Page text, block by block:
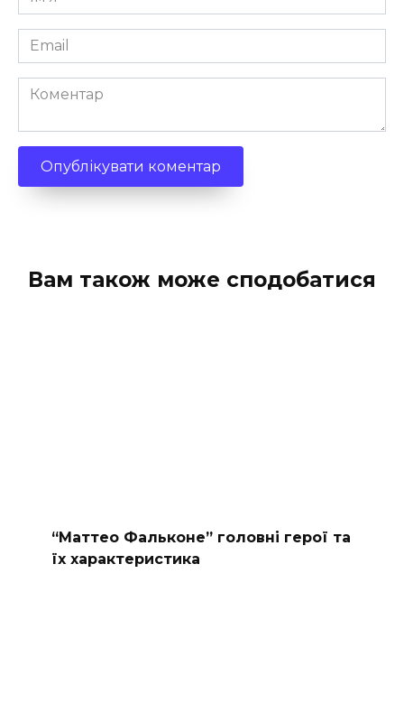
*
Email
*
Коментар
Вам також може сподобатися
“Маттео Фальконе” головні герої та
їх характеристика